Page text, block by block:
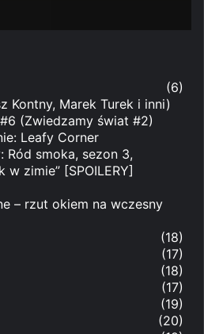
(6)
Kontny, Marek Turek i inni)
(Zwiedzamy świat #2)
Leafy Corner
Ród smoka, sezon 3,
w zimie” [SPOILERY]
– rzut okiem na wczesny
(18)
(17)
(18)
(17)
(19)
(20)